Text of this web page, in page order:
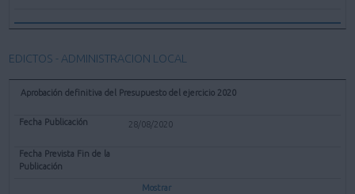
EDICTOS - ADMINISTRACION LOCAL
Aprobación definitiva del Presupuesto del ejercicio 2020
28/08/2020
Mostrar